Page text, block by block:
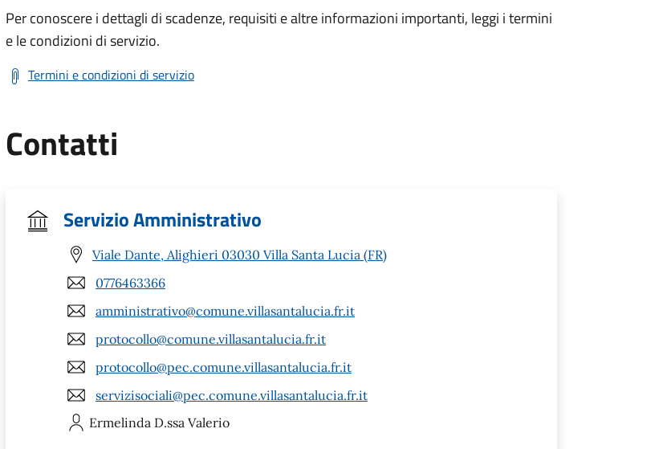
Per conoscere i dettagli di scadenze, requisiti e altre informazioni importanti, leggi i termini
e le condizioni di servizio.
Termini e condizioni di servizio
Contatti
Servizio Amministrativo
Viale Dante, Alighieri 03030 Villa Santa Lucia (FR)
0776463366
amministrativo@comune.villasantalucia.fr.it
protocollo@comune.villasantalucia.fr.it
protocollo@pec.comune.villasantalucia.fr.it
servizisociali@pec.comune.villasantalucia.fr.it
Ermelinda D.ssa Valerio